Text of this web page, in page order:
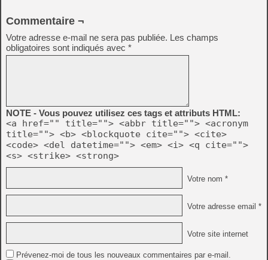
Commentaire ¬
Votre adresse e-mail ne sera pas publiée. Les champs
obligatoires sont indiqués avec *
NOTE - Vous pouvez utilisez ces tags et attributs HTML:
<a href="" title=""> <abbr title=""> <acronym
title=""> <b> <blockquote cite=""> <cite>
<code> <del datetime=""> <em> <i> <q cite="">
<s> <strike> <strong>
Votre nom *
Votre adresse email *
Votre site internet
Prévenez-moi de tous les nouveaux commentaires par e-mail.